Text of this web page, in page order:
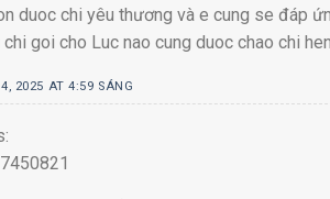
duoc chi yêu thương và e cung se đáp
goi cho Luc nao cung duoc chao chi
2025 AT 4:59 SÁNG